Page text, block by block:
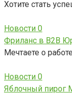
Хотите стать
Новости 0
Фриланс в B2B
Мечтаете о
Новости 0
Яблочный пирог